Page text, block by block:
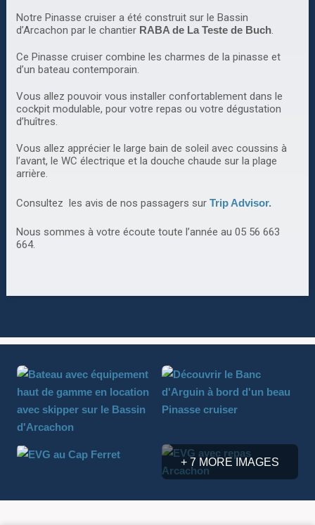
Notre Pinasse cruiser a été construit sur le Bassin
d’Arcachon par le chantier RABA de La Teste de Buch.
Ce Pinasse cruiser combine les charmes de la pinasse et
d’un bateau contemporain.
Vous allez pouvoir vous installer confortablement dans le
cockpit modulable, pour votre repas ou votre dégustation
d’huîtres.
Vous allez apprécier le large bain de soleil avec coussins à
l’avant, le WC électrique et la douche chaude sur la plage
arrière.
Consultez les avis de nos passagers sur Trip Advisor.
Nous sommes à votre écoute toute l’année au 05 56 663
664.
+ 7 MORE IMAGES